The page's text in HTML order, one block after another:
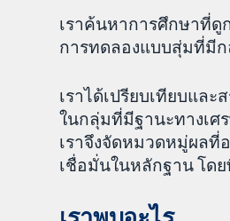
เราค้นหาการศึกษาที่ดู
การทดลองแบบสุ่มที่มี
เราได้เปรียบเทียบแล
ในกลุ่มที่มีฐานะทางเศ
เราจึงจัดหมวดหมู่ผลที่
เชื่อมั่นในหลักฐาน โด